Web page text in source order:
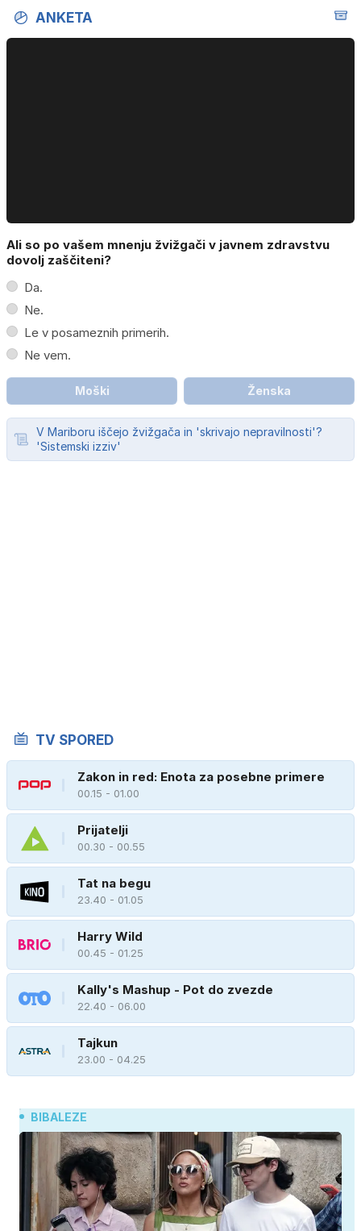
ANKETA
Ali so po vašem mnenju žvižgači v javnem zdravstvu
dovolj zaščiteni?
Da.
Ne.
Le v posameznih primerih.
Ne vem.
Moški Ženska
V Mariboru iščejo žvižgača in 'skrivajo nepravilnosti'?
'Sistemski izziv'
TV SPORED
Zakon in red: Enota za posebne primere
00.15 - 01.00
Prijatelji
00.30 - 00.55
Tat na begu
23.40 - 01.05
Harry Wild
00.45 - 01.25
Kally's Mashup - Pot do zvezde
22.40 - 06.00
Tajkun
23.00 - 04.25
BIBALEZE